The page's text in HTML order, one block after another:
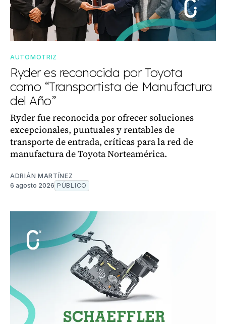
AUTOMOTRIZ
Ryder es reconocida por Toyota
como “Transportista de Manufactura
del Año”
Ryder fue reconocida por ofrecer soluciones
excepcionales, puntuales y rentables de
transporte de entrada, críticas para la red de
manufactura de Toyota Norteamérica.
ADRIÁN MARTÍNEZ
6 agosto 2026 PÚBLICO